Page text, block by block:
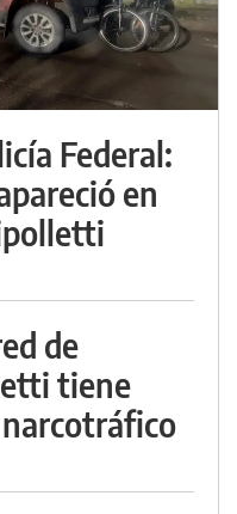
Federal:
en
de
tiene